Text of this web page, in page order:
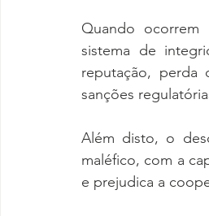
Quando ocorrem
sistema de
reputação, perda
sanções
Além disto, o
maléfico, com a
e prejudica a